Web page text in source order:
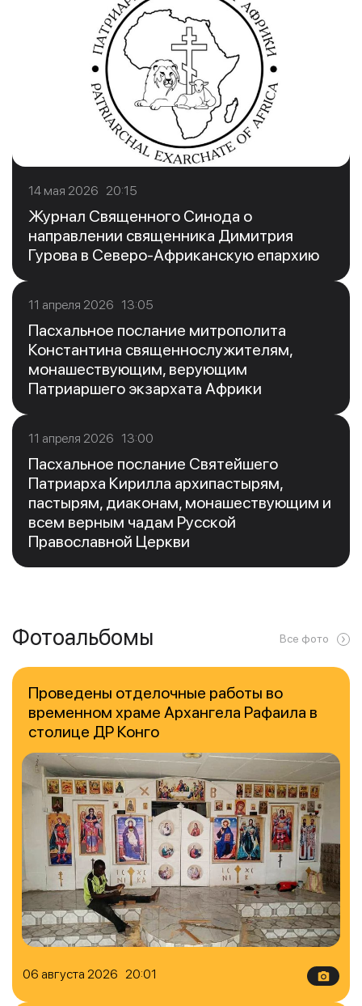
14 мая 2026 20:15
Журнал Священного Синода о
направлении священника Димитрия
Гурова в Северо-Африканскую епархию
11 апреля 2026 13:05
Пасхальное послание митрополита
Константина священнослужителям,
монашествующим, верующим
Патриаршего экзархата Африки
11 апреля 2026 13:00
Пасхальное послание Святейшего
Патриарха Кирилла архипастырям,
пастырям, диаконам, монашествующим и
всем верным чадам Русской
Православной Церкви
Фотоальбомы Все фото
06 августа 2026 20:01
Проведены отделочные работы во
временном храме Архангела Рафаила в
столице ДР Конго